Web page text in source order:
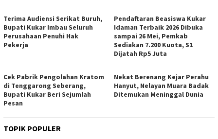
Terima Audiensi Serikat Buruh,
Bupati Kukar Imbau Seluruh
Perusahaan Penuhi Hak
Pekerja
Pendaftaran Beasiswa Kukar
Idaman Terbaik 2026 Dibuka
sampai 26 Mei, Pemkab
Sediakan 7.200 Kuota, S1
Dijatah Rp5 Juta
Cek Pabrik Pengolahan Kratom
di Tenggarong Seberang,
Bupati Kukar Beri Sejumlah
Pesan
Nekat Berenang Kejar Perahu
Hanyut, Nelayan Muara Badak
Ditemukan Meninggal Dunia
TOPIK POPULER